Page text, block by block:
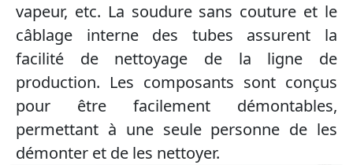
vapeur, etc. La soudure sans couture et le
câblage interne des tubes assurent la
facilité de nettoyage de la ligne de
production. Les composants sont conçus
pour être facilement démontables,
permettant à une seule personne de les
démonter et de les nettoyer.